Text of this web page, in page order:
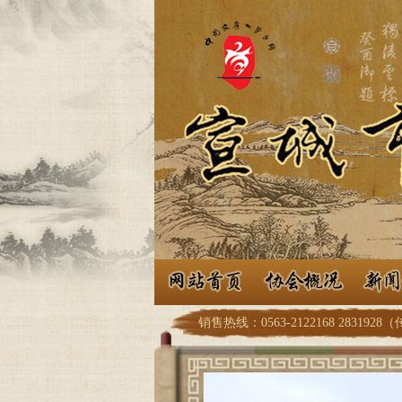
销售热线：0563-2122168 2831928（